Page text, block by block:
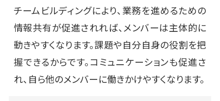
チームビルディングにより、業務を進めるための
情報共有が促進されれば、メンバーは主体的に
動きやすくなります。課題や自分自身の役割を把
握できるからです。コミュニケーションも促進さ
れ、自ら他のメンバーに働きかけやすくなります。